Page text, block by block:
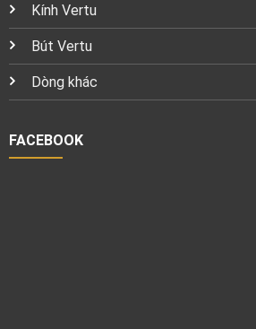
Kính Vertu
Bút Vertu
Dòng khác
FACEBOOK